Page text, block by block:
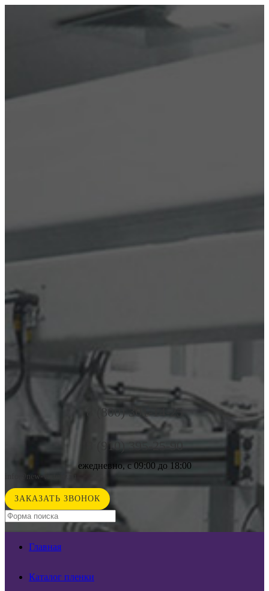
8 (800) 301-14-25
8 (910) 395-25-90
ежедневно, с 09:00 до 18:00
info@new-victory.ru
ЗАКАЗАТЬ ЗВОНОК
Главная
Каталог пленки